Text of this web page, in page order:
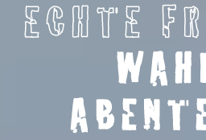
ECHTE